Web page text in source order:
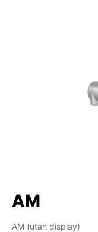
AM
AM (utan display)